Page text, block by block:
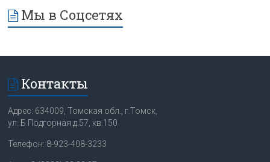
Мы в Соцсетях
Контакты
Адрес: 634009, Томская обл., г.Томск,
ул. Б.Подгорная д.57, кв.150
Телефон: 8-923-408-3233